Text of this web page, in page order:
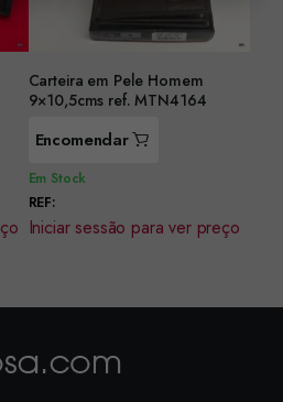
Carteira em Pele Homem
9×10,5cms ref. MTN4164
Encomendar
Em Stock
REF:
Iniciar sessão para ver preço